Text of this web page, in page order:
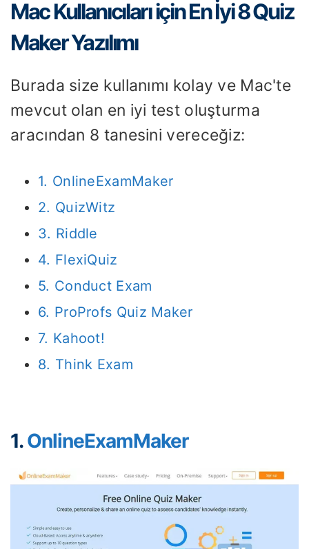
Mac Kullanıcıları için En İyi 8 Quiz
Maker Yazılımı
Burada size kullanımı kolay ve Mac'te
mevcut olan en iyi test oluşturma
aracından 8 tanesini vereceğiz:
1. OnlineExamMaker
2. QuizWitz
3. Riddle
4. FlexiQuiz
5. Conduct Exam
6. ProProfs Quiz Maker
7. Kahoot!
8. Think Exam
1.OnlineExamMaker